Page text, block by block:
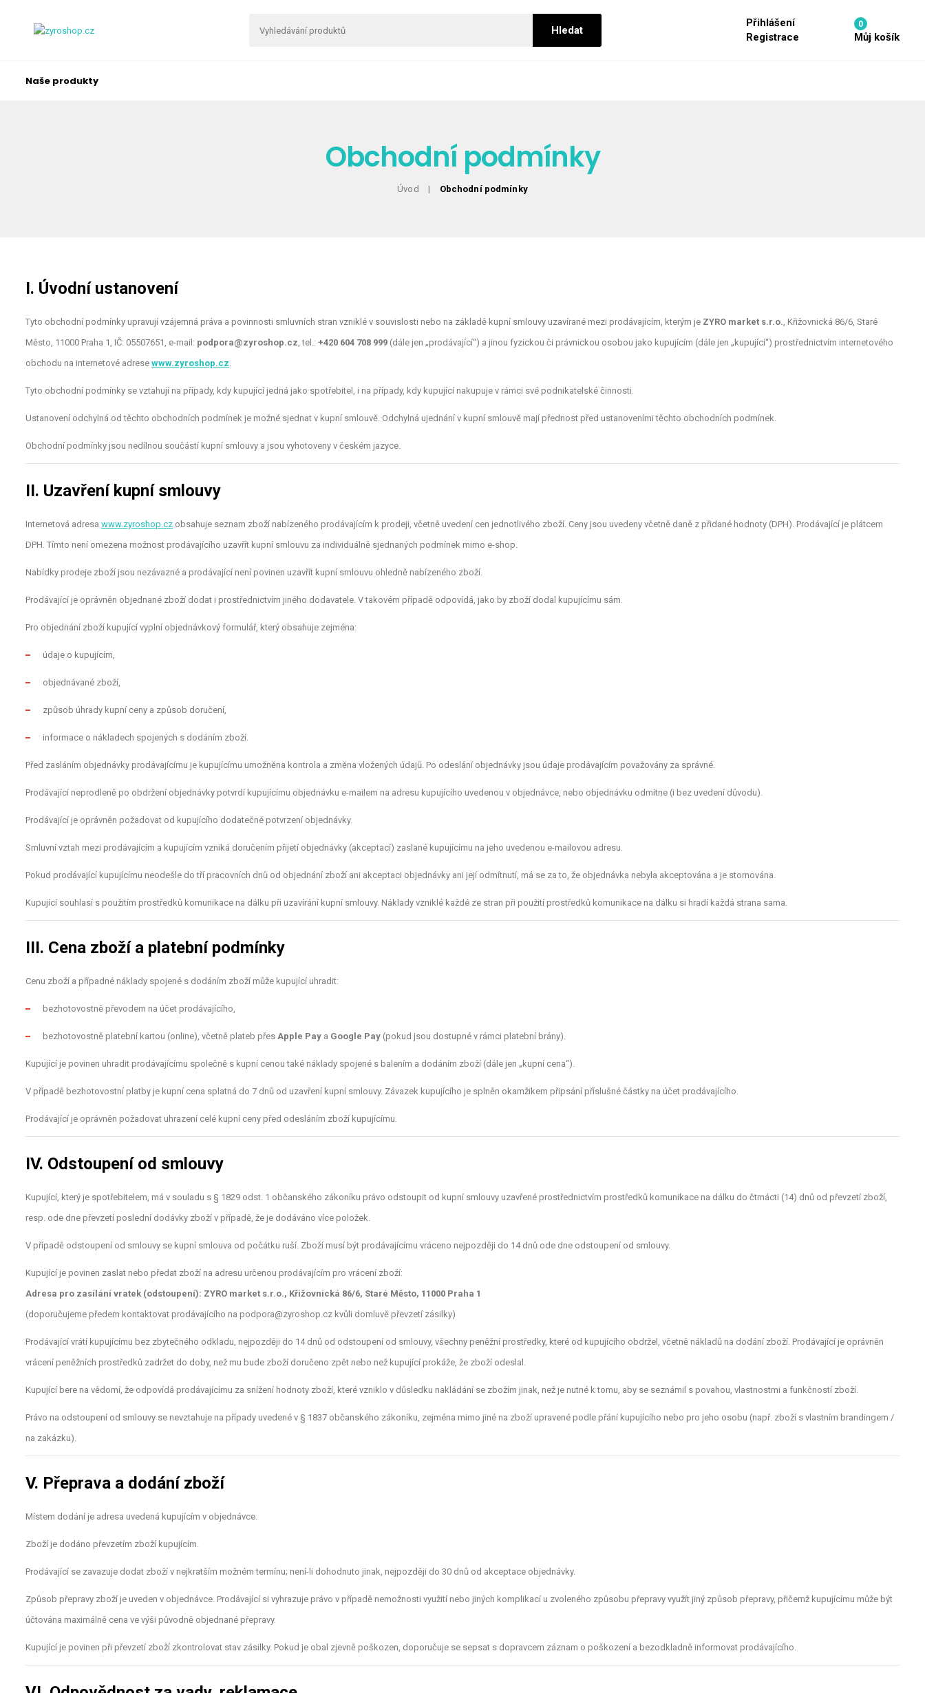
Přihlášení
Registrace
0
Můj košík
Naše produkty
Obchodní podmínky
Úvod Obchodní podmínky
I. Úvodní ustanovení
Tyto obchodní podmínky upravují vzájemná práva a povinnosti smluvních stran vzniklé v souvislosti nebo na základě kupní smlouvy uzavírané mezi prodávajícím, kterým je ZYRO market s.r.o., Křižovnická 86/6, Staré
Město, 11000 Praha 1, IČ: 05507651, e-mail: podpora@zyroshop.cz, tel.: +420 604 708 999 (dále jen „prodávající“) a jinou fyzickou či právnickou osobou jako kupujícím (dále jen „kupující“) prostřednictvím internetového
obchodu na internetové adrese www.zyroshop.cz.
Tyto obchodní podmínky se vztahují na případy, kdy kupující jedná jako spotřebitel, i na případy, kdy kupující nakupuje v rámci své podnikatelské činnosti.
Ustanovení odchylná od těchto obchodních podmínek je možné sjednat v kupní smlouvě. Odchylná ujednání v kupní smlouvě mají přednost před ustanoveními těchto obchodních podmínek.
Obchodní podmínky jsou nedílnou součástí kupní smlouvy a jsou vyhotoveny v českém jazyce.
II. Uzavření kupní smlouvy
Internetová adresa www.zyroshop.cz obsahuje seznam zboží nabízeného prodávajícím k prodeji, včetně uvedení cen jednotlivého zboží. Ceny jsou uvedeny včetně daně z přidané hodnoty (DPH). Prodávající je plátcem
DPH. Tímto není omezena možnost prodávajícího uzavřít kupní smlouvu za individuálně sjednaných podmínek mimo e-shop.
Nabídky prodeje zboží jsou nezávazné a prodávající není povinen uzavřít kupní smlouvu ohledně nabízeného zboží.
Prodávající je oprávněn objednané zboží dodat i prostřednictvím jiného dodavatele. V takovém případě odpovídá, jako by zboží dodal kupujícímu sám.
Pro objednání zboží kupující vyplní objednávkový formulář, který obsahuje zejména:
údaje o kupujícím,
objednávané zboží,
způsob úhrady kupní ceny a způsob doručení,
informace o nákladech spojených s dodáním zboží.
Před zasláním objednávky prodávajícímu je kupujícímu umožněna kontrola a změna vložených údajů. Po odeslání objednávky jsou údaje prodávajícím považovány za správné.
Prodávající neprodleně po obdržení objednávky potvrdí kupujícímu objednávku e-mailem na adresu kupujícího uvedenou v objednávce, nebo objednávku odmítne (i bez uvedení důvodu).
Prodávající je oprávněn požadovat od kupujícího dodatečné potvrzení objednávky.
Smluvní vztah mezi prodávajícím a kupujícím vzniká doručením přijetí objednávky (akceptací) zaslané kupujícímu na jeho uvedenou e-mailovou adresu.
Pokud prodávající kupujícímu neodešle do tří pracovních dnů od objednání zboží ani akceptaci objednávky ani její odmítnutí, má se za to, že objednávka nebyla akceptována a je stornována.
Kupující souhlasí s použitím prostředků komunikace na dálku při uzavírání kupní smlouvy. Náklady vzniklé každé ze stran při použití prostředků komunikace na dálku si hradí každá strana sama.
III. Cena zboží a platební podmínky
Cenu zboží a případné náklady spojené s dodáním zboží může kupující uhradit:
bezhotovostně převodem na účet prodávajícího,
bezhotovostně platební kartou (online), včetně plateb přes Apple Pay a Google Pay (pokud jsou dostupné v rámci platební brány).
Kupující je povinen uhradit prodávajícímu společně s kupní cenou také náklady spojené s balením a dodáním zboží (dále jen „kupní cena“).
V případě bezhotovostní platby je kupní cena splatná do 7 dnů od uzavření kupní smlouvy. Závazek kupujícího je splněn okamžikem připsání příslušné částky na účet prodávajícího.
Prodávající je oprávněn požadovat uhrazení celé kupní ceny před odesláním zboží kupujícímu.
IV. Odstoupení od smlouvy
Kupující, který je spotřebitelem, má v souladu s § 1829 odst. 1 občanského zákoníku právo odstoupit od kupní smlouvy uzavřené prostřednictvím prostředků komunikace na dálku do čtrnácti (14) dnů od převzetí zboží,
resp. ode dne převzetí poslední dodávky zboží v případě, že je dodáváno více položek.
V případě odstoupení od smlouvy se kupní smlouva od počátku ruší. Zboží musí být prodávajícímu vráceno nejpozději do 14 dnů ode dne odstoupení od smlouvy.
Kupující je povinen zaslat nebo předat zboží na adresu určenou prodávajícím pro vrácení zboží:
Adresa pro zasílání vratek (odstoupení): ZYRO market s.r.o., Křižovnická 86/6, Staré Město, 11000 Praha 1
(doporučujeme předem kontaktovat prodávajícího na podpora@zyroshop.cz kvůli domluvě převzetí zásilky)
Prodávající vrátí kupujícímu bez zbytečného odkladu, nejpozději do 14 dnů od odstoupení od smlouvy, všechny peněžní prostředky, které od kupujícího obdržel, včetně nákladů na dodání zboží. Prodávající je oprávněn
vrácení peněžních prostředků zadržet do doby, než mu bude zboží doručeno zpět nebo než kupující prokáže, že zboží odeslal.
Kupující bere na vědomí, že odpovídá prodávajícímu za snížení hodnoty zboží, které vzniklo v důsledku nakládání se zbožím jinak, než je nutné k tomu, aby se seznámil s povahou, vlastnostmi a funkčností zboží.
Právo na odstoupení od smlouvy se nevztahuje na případy uvedené v § 1837 občanského zákoníku, zejména mimo jiné na zboží upravené podle přání kupujícího nebo pro jeho osobu (např. zboží s vlastním brandingem /
na zakázku).
V. Přeprava a dodání zboží
Místem dodání je adresa uvedená kupujícím v objednávce.
Zboží je dodáno převzetím zboží kupujícím.
Prodávající se zavazuje dodat zboží v nejkratším možném termínu; není-li dohodnuto jinak, nejpozději do 30 dnů od akceptace objednávky.
Způsob přepravy zboží je uveden v objednávce. Prodávající si vyhrazuje právo v případě nemožnosti využití nebo jiných komplikací u zvoleného způsobu přepravy využít jiný způsob přepravy, přičemž kupujícímu může být
účtována maximálně cena ve výši původně objednané přepravy.
Kupující je povinen při převzetí zboží zkontrolovat stav zásilky. Pokud je obal zjevně poškozen, doporučuje se sepsat s dopravcem záznam o poškození a bezodkladně informovat prodávajícího.